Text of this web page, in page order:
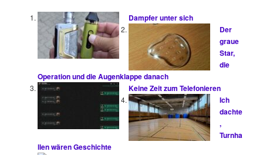
Dampfer unter sich
Der
graue
Star,
die
Operation und die Augenklappe danach
Keine Zeit zum Telefonieren
Ich
dachte
,
Turnha
llen wären Geschichte